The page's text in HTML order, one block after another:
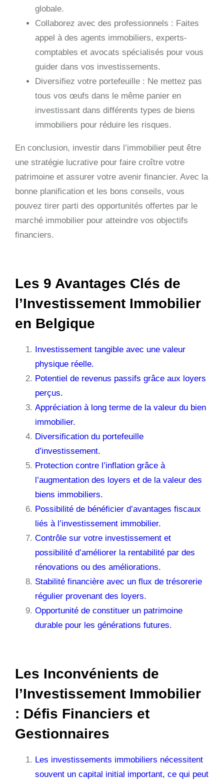
globale.
Collaborez avec des professionnels : Faites
appel à des agents immobiliers, experts-
comptables et avocats spécialisés pour vous
guider dans vos investissements.
Diversifiez votre portefeuille : Ne mettez pas
tous vos œufs dans le même panier en
investissant dans différents types de biens
immobiliers pour réduire les risques.
En conclusion, investir dans l’immobilier peut être
une stratégie lucrative pour faire croître votre
patrimoine et assurer votre avenir financier. Avec la
bonne planification et les bons conseils, vous
pouvez tirer parti des opportunités offertes par le
marché immobilier pour atteindre vos objectifs
financiers.
Les 9 Avantages Clés de
l’Investissement Immobilier
en Belgique
Investissement tangible avec une valeur
physique réelle.
Potentiel de revenus passifs grâce aux loyers
perçus.
Appréciation à long terme de la valeur du bien
immobilier.
Diversification du portefeuille
d’investissement.
Protection contre l’inflation grâce à
l’augmentation des loyers et de la valeur des
biens immobiliers.
Possibilité de bénéficier d’avantages fiscaux
liés à l’investissement immobilier.
Contrôle sur votre investissement et
possibilité d’améliorer la rentabilité par des
rénovations ou des améliorations.
Stabilité financière avec un flux de trésorerie
régulier provenant des loyers.
Opportunité de constituer un patrimoine
durable pour les générations futures.
Les Inconvénients de
l’Investissement Immobilier
: Défis Financiers et
Gestionnaires
Les investissements immobiliers nécessitent
souvent un capital initial important, ce qui peut